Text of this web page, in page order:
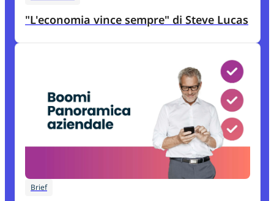
"L'economia vince sempre" di Steve Lucas
Brief